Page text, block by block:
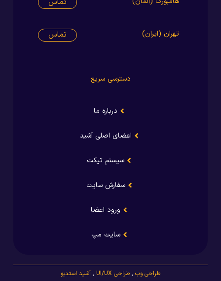
دسترسی سریع
درباره ما
اعضای اصلی آشید
سیستم تیکت
سفارش سایت
ورود اعضا
سایت مپ
تهران (ایران) تماس
طراحی وب , طراحی UI/UX , آشید استدیو